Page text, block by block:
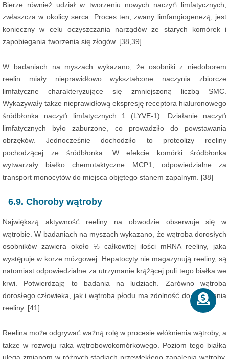
Bierze również udział w tworzeniu nowych naczyń limfatycznych,
zwłaszcza w okolicy serca. Proces ten, zwany limfangiogenezą, jest
konieczny w celu oczyszczania narządów ze starych komórek i
zapobiegania tworzenia się złogów. [38,39]
W badaniach na myszach wykazano, że osobniki z niedoborem
reelin miały nieprawidłowo wykształcone naczynia zbiorcze
limfatyczne charakteryzujące się zmniejszoną liczbą SMC.
Wykazywały także nieprawidłową ekspresję receptora hialuronowego
śródbłonka naczyń limfatycznych 1 (LYVE-1). Działanie naczyń
limfatycznych było zaburzone, co prowadziło do powstawania
obrzęków. Jednocześnie dochodziło to proteolizy reeliny
pochodzącej ze śródbłonka. W efekcie komórki śródbłonka
wytwarzały białko chemotaktyczne MCP1, odpowiedzialne za
transport monocytów do miejsca objętego stanem zapalnym. [38]
6.9. Choroby wątroby
Największą aktywność reeliny na obwodzie obserwuje się w
wątrobie. W badaniach na myszach wykazano, że wątroba dorosłych
osobników zawiera około ⅓ całkowitej ilości mRNA reeliny, jaka
występuje w korze mózgowej. Hepatocyty nie magazynują reeliny, są
natomiast odpowiedzialne za utrzymanie krążącej puli tego białka we
krwi. Potwierdzają to badania na ludziach. Zarówno wątroba
dorosłego człowieka, jak i wątroba płodu ma zdolność do uwalniania
reeliny. [41]
Reelina może odgrywać ważną rolę w procesie włóknienia wątroby, a
także w rozwoju raka wątrobowokomórkowego. Poziom tego białka